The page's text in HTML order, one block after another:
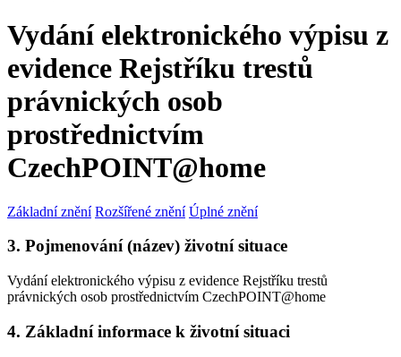
Vydání elektronického výpisu z
evidence Rejstříku trestů
právnických osob
prostřednictvím
CzechPOINT@home
Základní znění Rozšířené znění Úplné znění
3. Pojmenování (název) životní situace
Vydání elektronického výpisu z evidence Rejstříku trestů
právnických osob prostřednictvím CzechPOINT@home
4. Základní informace k životní situaci